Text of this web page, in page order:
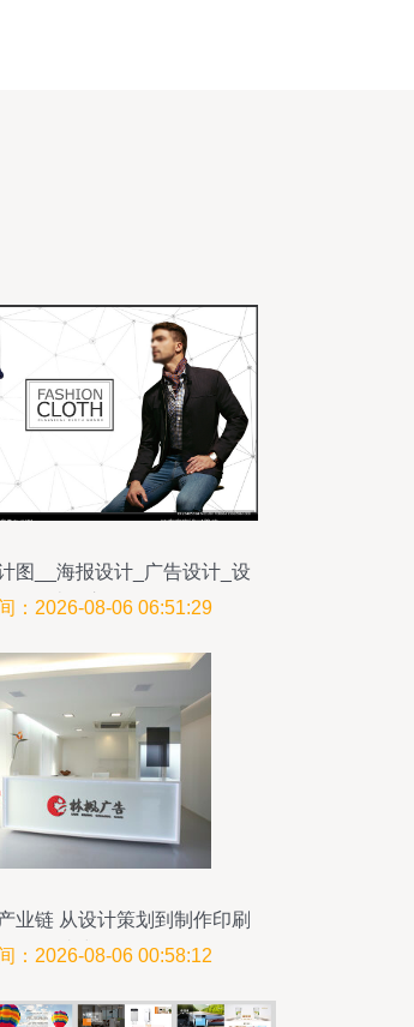
图__海报设计_广告设计_设
计图库
：2026-08-06 06:51:29
业链 从设计策划到制作印刷
的一站式服务
：2026-08-06 00:58:12